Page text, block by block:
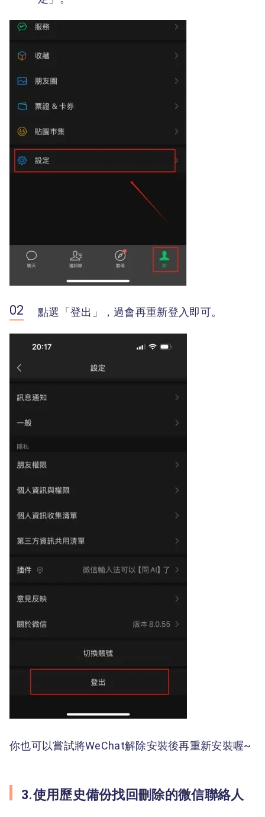
點選「登出」，過會再重新登入即可。
你也可以嘗試將WeChat解除安裝後再重新安裝喔~
3.使用歷史備份找回刪除的微信聯絡人